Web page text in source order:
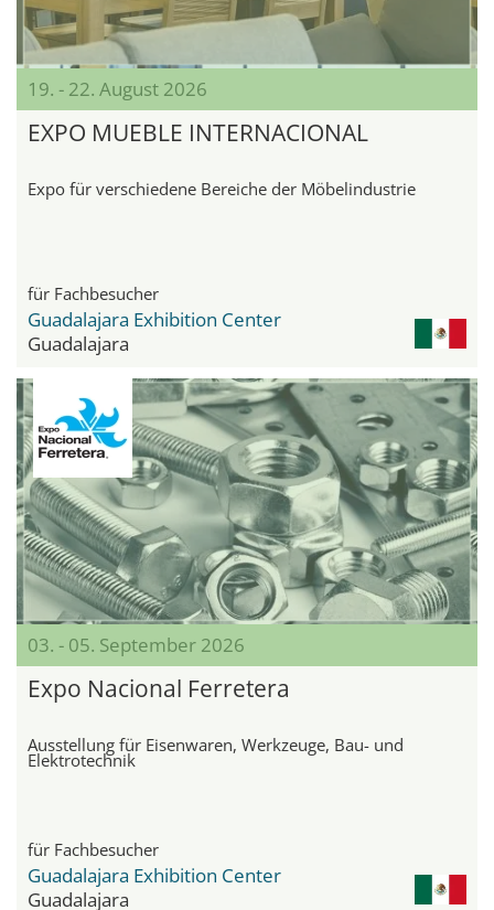
19. - 22. August 2026
EXPO MUEBLE INTERNACIONAL
Expo für verschiedene Bereiche der Möbelindustrie
für Fachbesucher
Guadalajara Exhibition Center
Guadalajara
03. - 05. September 2026
Expo Nacional Ferretera
Ausstellung für Eisenwaren, Werkzeuge, Bau- und
Elektrotechnik
für Fachbesucher
Guadalajara Exhibition Center
Guadalajara